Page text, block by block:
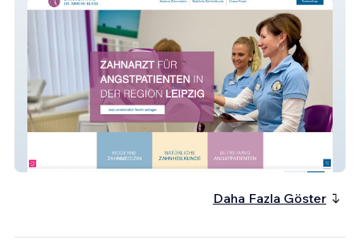
Zahnarzt Leipzig
Daha Fazla Göster